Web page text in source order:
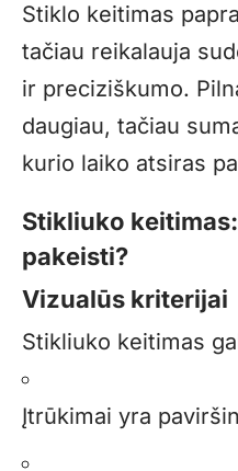
Stiklo keitimas
tačiau reikalauja
ir preciziškumo.
daugiau, tačiau
kurio laiko atsiras
Stikliuko
pakeisti?
Vizualūs kriterijai
Stikliuko keitimas
Įtrūkimai yra